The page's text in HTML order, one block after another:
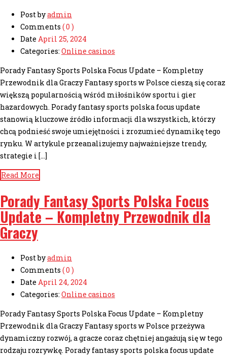
Post byadmin
Comments ( 0 )
Date April 25, 2024
Categories: Online casinos
Porady Fantasy Sports Polska Focus Update – Kompletny
Przewodnik dla Graczy Fantasy sports w Polsce cieszą się coraz
większą popularnością wśród miłośników sportu i gier
hazardowych. Porady fantasy sports polska focus update
stanowią kluczowe źródło informacji dla wszystkich, którzy
chcą podnieść swoje umiejętności i zrozumieć dynamikę tego
rynku. W artykule przeanalizujemy najważniejsze trendy,
strategie i […]
Read More
Porady Fantasy Sports Polska Focus
Update – Kompletny Przewodnik dla
Graczy
Post byadmin
Comments ( 0 )
Date April 24, 2024
Categories: Online casinos
Porady Fantasy Sports Polska Focus Update – Kompletny
Przewodnik dla Graczy Fantasy sports w Polsce przeżywa
dynamiczny rozwój, a gracze coraz chętniej angażują się w tego
rodzaju rozrywkę. Porady fantasy sports polska focus update